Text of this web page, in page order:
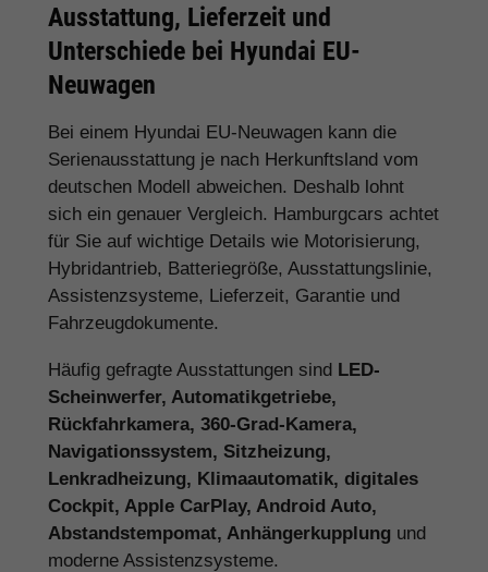
Ausstattung, Lieferzeit und
Unterschiede bei Hyundai EU-
Neuwagen
Bei einem Hyundai EU-Neuwagen kann die
Serienausstattung je nach Herkunftsland vom
deutschen Modell abweichen. Deshalb lohnt
sich ein genauer Vergleich. Hamburgcars achtet
für Sie auf wichtige Details wie Motorisierung,
Hybridantrieb, Batteriegröße, Ausstattungslinie,
Assistenzsysteme, Lieferzeit, Garantie und
Fahrzeugdokumente.
Häufig gefragte Ausstattungen sind LED-
Scheinwerfer, Automatikgetriebe,
Rückfahrkamera, 360-Grad-Kamera,
Navigationssystem, Sitzheizung,
Lenkradheizung, Klimaautomatik, digitales
Cockpit, Apple CarPlay, Android Auto,
Abstandstempomat, Anhängerkupplung und
moderne Assistenzsysteme.